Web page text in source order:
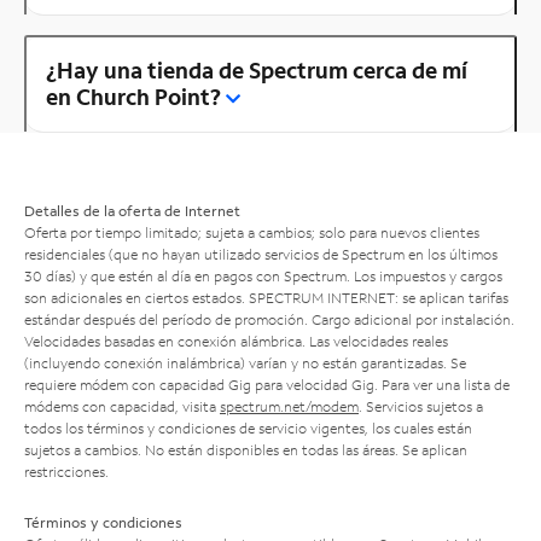
¿Hay una tienda de Spectrum cerca de mí
en Church Point?
Detalles de la oferta de Internet
Oferta por tiempo limitado; sujeta a cambios; solo para nuevos clientes
residenciales (que no hayan utilizado servicios de Spectrum en los últimos
30 días) y que estén al día en pagos con Spectrum. Los impuestos y cargos
son adicionales en ciertos estados. SPECTRUM INTERNET: se aplican tarifas
estándar después del período de promoción. Cargo adicional por instalación.
Velocidades basadas en conexión alámbrica. Las velocidades reales
(incluyendo conexión inalámbrica) varían y no están garantizadas. Se
requiere módem con capacidad Gig para velocidad Gig. Para ver una lista de
módems con capacidad, visita spectrum.net/modem . Servicios sujetos a
todos los términos y condiciones de servicio vigentes, los cuales están
sujetos a cambios. No están disponibles en todas las áreas. Se aplican
restricciones.
Términos y condiciones